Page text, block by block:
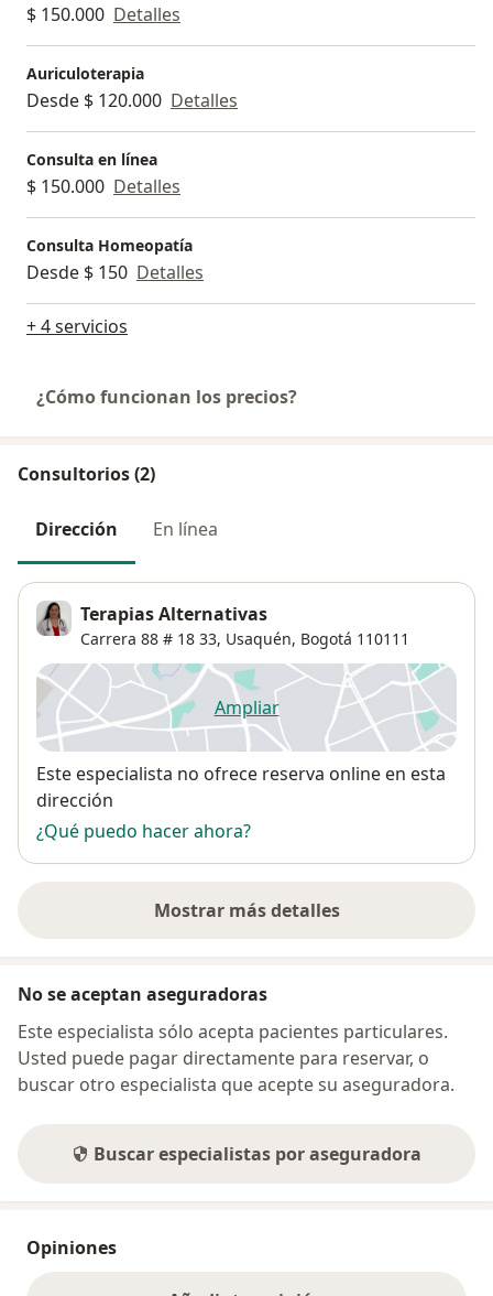
$ 150.000 Detalles
Auriculoterapia
Desde $ 120.000 Detalles
Consulta en línea
$ 150.000 Detalles
Consulta Homeopatía
Desde $ 150 Detalles
+ 4 servicios
¿Cómo funcionan los precios?
Consultorios (2)
Dirección En línea
Terapias Alternativas
Carrera 88 # 18 33, Usaquén, Bogotá 110111
Ampliarse abre en una nueva
Disponibilidad
Este especialista no ofrece reserva online en esta
dirección
¿Qué puedo hacer ahora?
Mostrar más detalles
sobre la dirección
No se aceptan aseguradoras
Este especialista sólo acepta pacientes particulares.
Usted puede pagar directamente para reservar, o
buscar otro especialista que acepte su aseguradora.
Buscar especialistas por aseguradora
Opiniones